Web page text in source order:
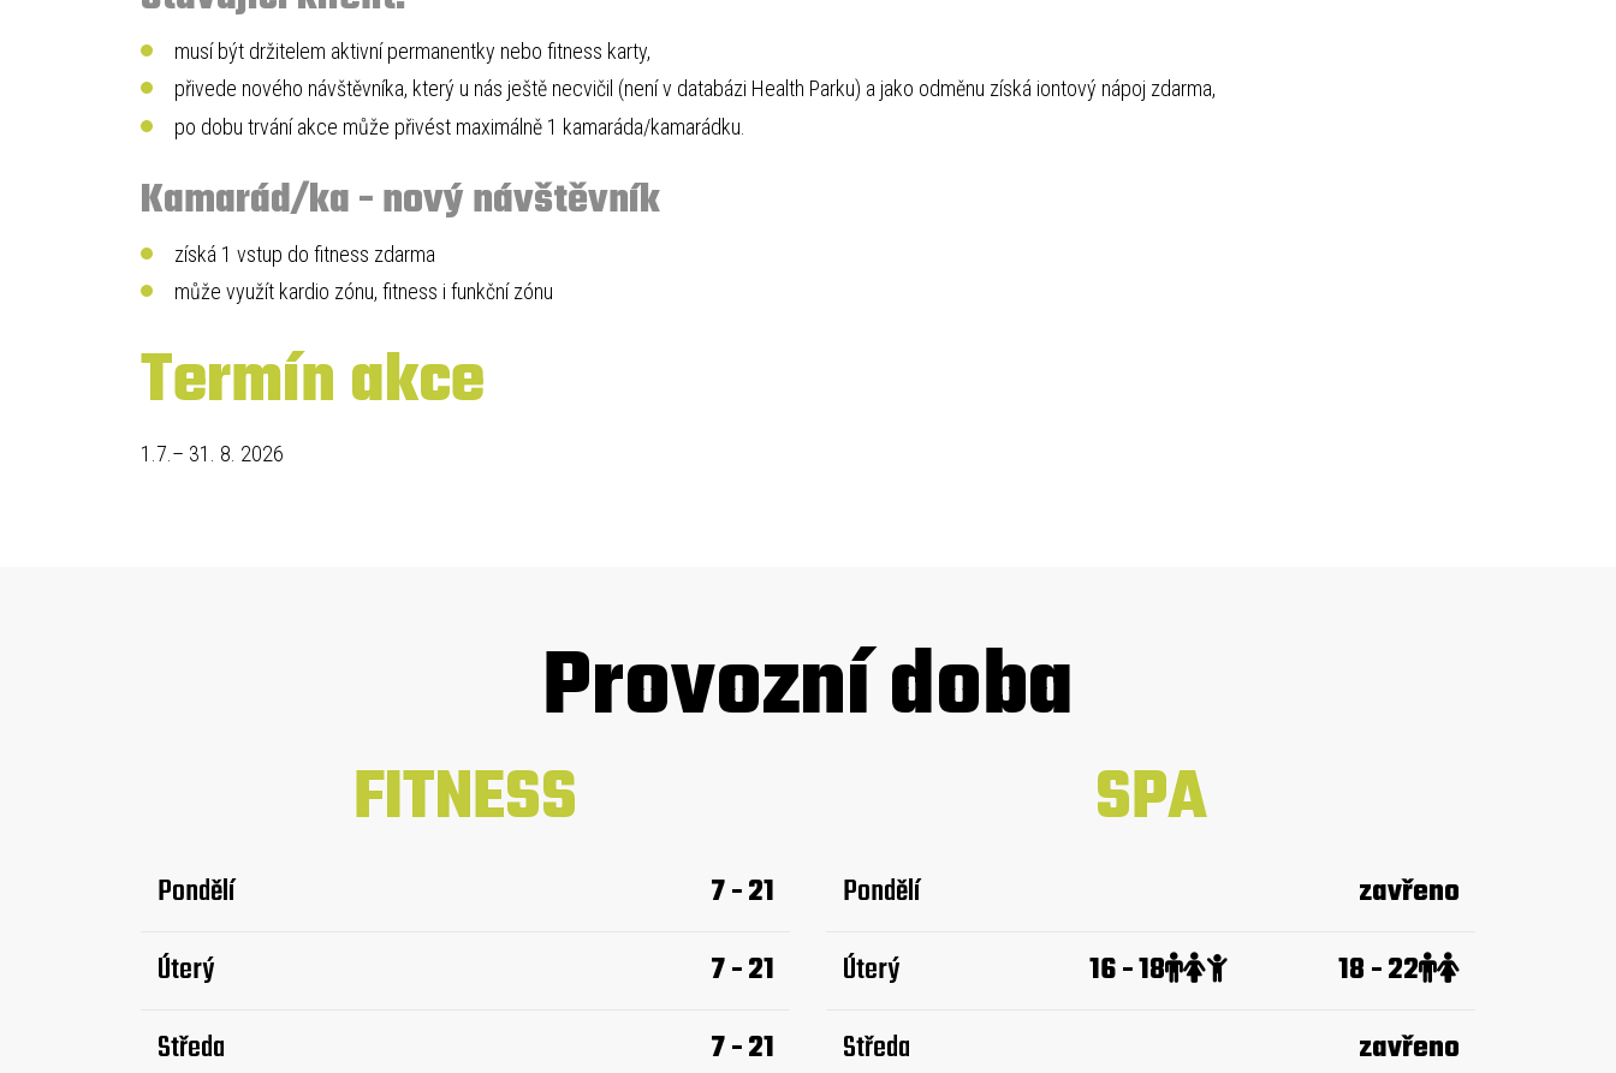
musí být držitelem aktivní permanentky nebo fitness karty,
přivede nového návštěvníka, který u nás ještě necvičil (není v databázi Health Parku) a jako odměnu získá iontový nápoj zdarma,
po dobu trvání akce může přivést maximálně 1 kamaráda/kamarádku.
Kamarád/ka - nový návštěvník
získá 1 vstup do fitness zdarma
může využít kardio zónu, fitness i funkční zónu
Termín akce
1.7.– 31. 8. 2026
Provozní doba
FITNESS
Pondělí
7 - 21
Úterý
7 - 21
Středa
7 - 21
SPA
Pondělí
zavřeno
Úterý
16 - 18
18 - 22
Středa
zavřeno